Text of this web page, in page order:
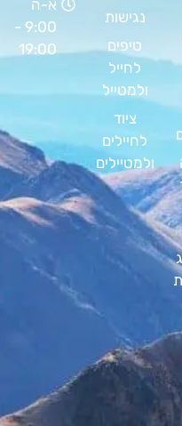
נגישות
טיפים
לחייל
ולמטייל
לחיילים
ולמטיילים
א-ה
9:00 -
19:00